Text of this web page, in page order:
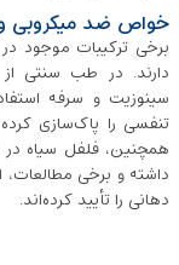
خواص ضد میکروبی
برخی ترکیبات موجود
دارند. در طب سنتی از
سینوزیت و سرفه
تنفسی را پاک‌سازی
همچنین، فلفل سیاه
داشته و برخی
دهانی را تأیید کرده‌اند.